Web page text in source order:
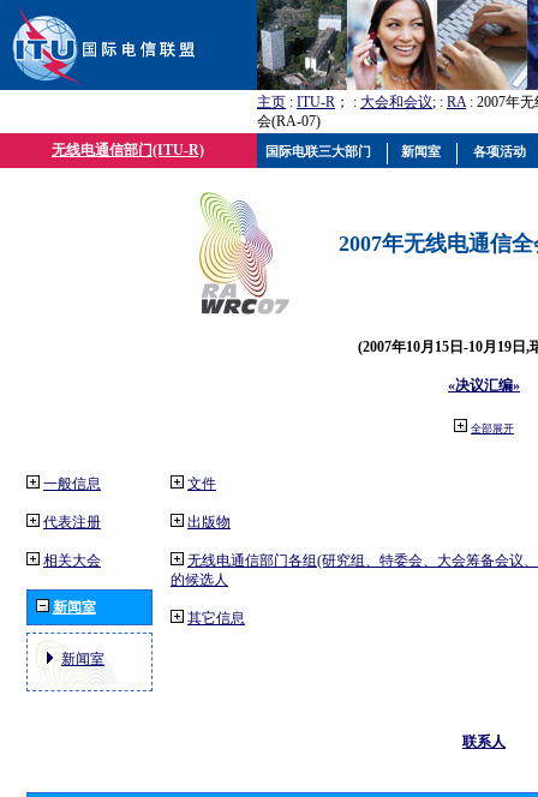
主页 : ITU-R ； : 大会和会议; : RA: 2007年
会(RA-07)
无线电通信部门(ITU-R)
2007年无线电通信
(2007年10月15日-10月19日,
«决议汇编»
全部展开
一般信息
代表注册
相关大会
新闻室
新闻室
文件
出版物
无线电通信部门各组(研究组、特委会、大会筹备会议
的候选人
其它信息
联系人
国际电联三大部门 新闻室 各项活动